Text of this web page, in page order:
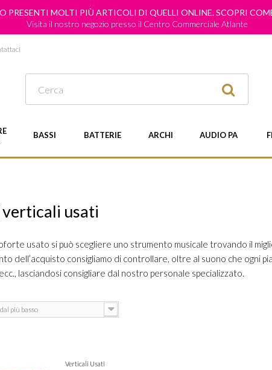
PRESENTI MOLTI PIÙ ARTICOLI DI QUELLI ONLINE. SCOPRI
Visita il nostro negozio presso il Centro Commerciale Atlante
BASSI BATTERIE ARCHI AUDIO PA
usati
usato si può scegliere uno strumento musicale trovando il
dell’acquisto consigliamo di controllare, oltre al suono che ogni
lasciandosi consigliare dal nostro personale specializzato.
più basso
Verticali Usati